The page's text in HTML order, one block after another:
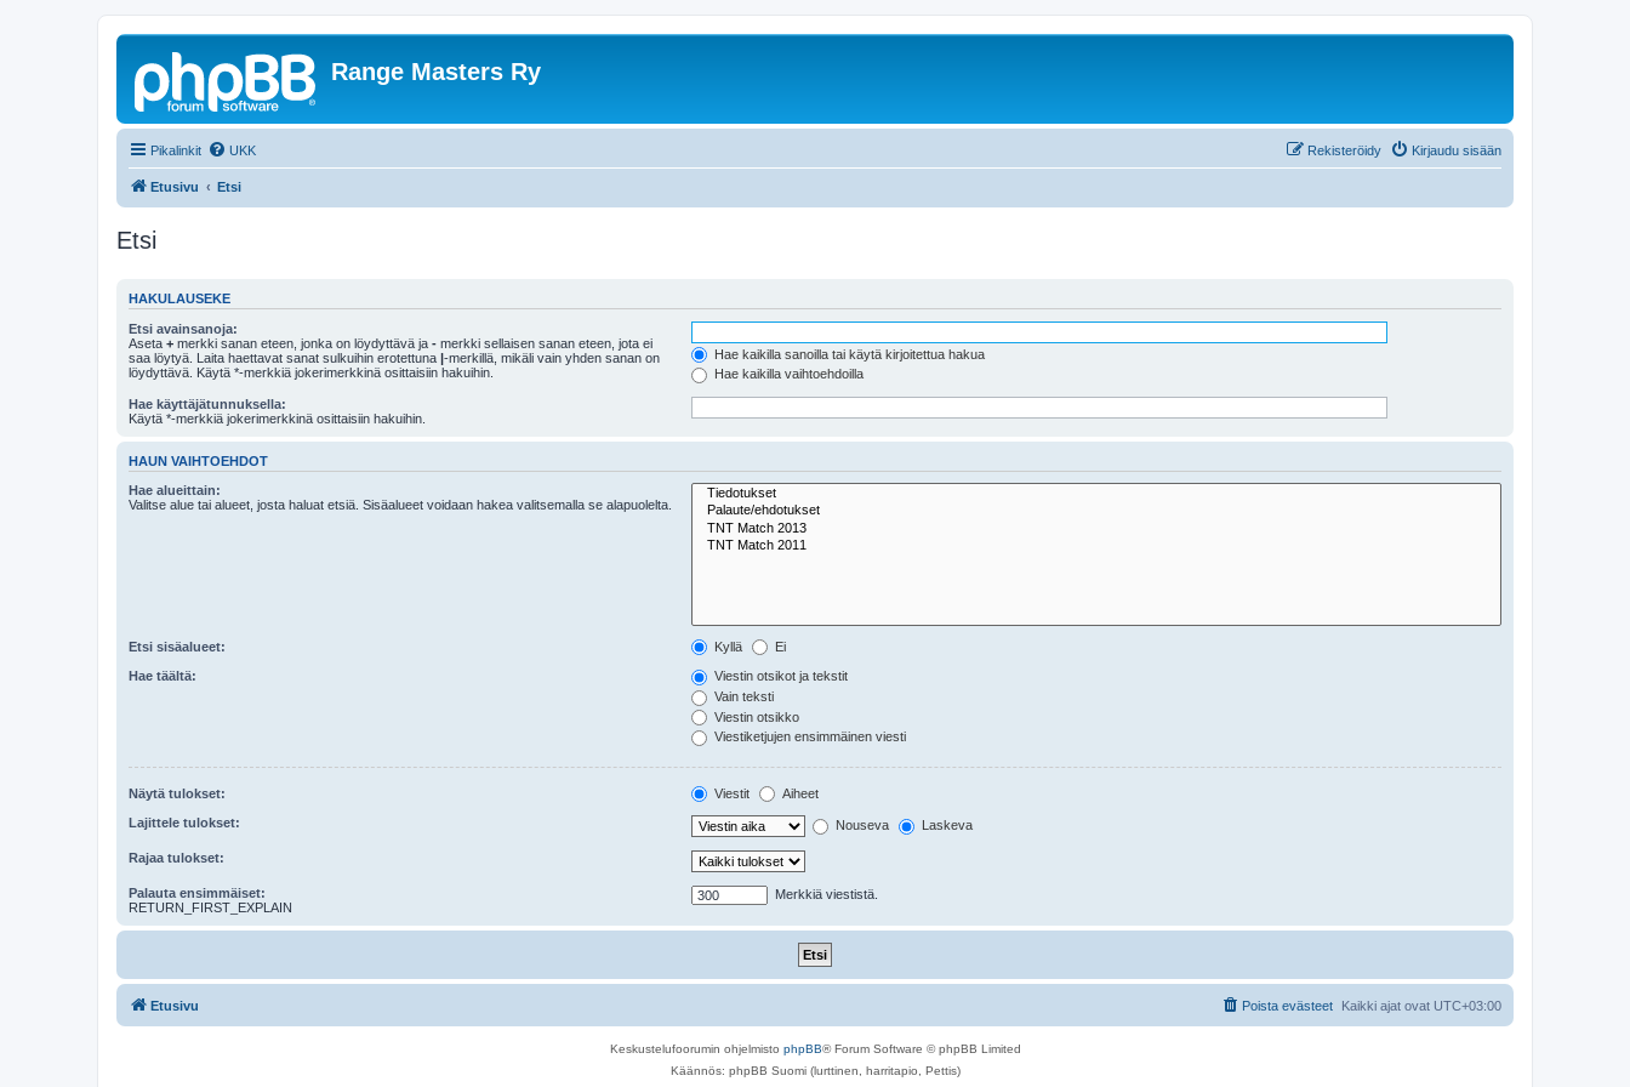
Range Masters Ry
Pikalinkit UKK Kirjaudu sisään
Rekisteröidy
Etusivu Etsi
Etsi
HAKULAUSEKE
Etsi avainsanoja:
Aseta + merkki sanan eteen, jonka on löydyttävä ja - merkki sellaisen sanan eteen, jota ei
saa löytyä. Laita haettavat sanat sulkuihin erotettuna |-merkillä, mikäli vain yhden sanan on
löydyttävä. Käytä *-merkkiä jokerimerkkinä osittaisiin hakuihin.
Hae kaikilla sanoilla tai käytä kirjoitettua hakua
Hae kaikilla vaihtoehdoilla
Hae käyttäjätunnuksella:
Käytä *-merkkiä jokerimerkkinä osittaisiin hakuihin.
HAUN VAIHTOEHDOT
Hae alueittain:
Valitse alue tai alueet, josta haluat etsiä. Sisäalueet voidaan hakea valitsemalla se alapuolelta.
Etsi sisäalueet: Kyllä Ei
Hae täältä:
Viestin otsikot ja tekstit
Vain teksti
Viestin otsikko
Viestiketjujen ensimmäinen viesti
Näytä tulokset: Viestit Aiheet
Lajittele tulokset: Nouseva Laskeva
Rajaa tulokset:
Palauta ensimmäiset:
RETURN_FIRST_EXPLAIN
Merkkiä viestistä.
Etusivu Kaikki ajat ovat UTC+03:00
Poista evästeet
Keskustelufoorumin ohjelmisto phpBB® Forum Software © phpBB Limited
Käännös: phpBB Suomi (lurttinen, harritapio, Pettis)